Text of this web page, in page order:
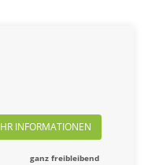
INFORMATIONEN
ganz freibleibend